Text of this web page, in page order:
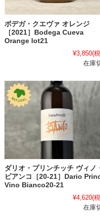
ボデガ・クエヴァ オレンジ
［2021］Bodega Cueva
Orange lot21
¥3,850(
在庫
ダリオ・プリンチッチ ヴィノ
ビアンコ［20-21］Dario
Vino Bianco20-21
¥4,620(
在庫